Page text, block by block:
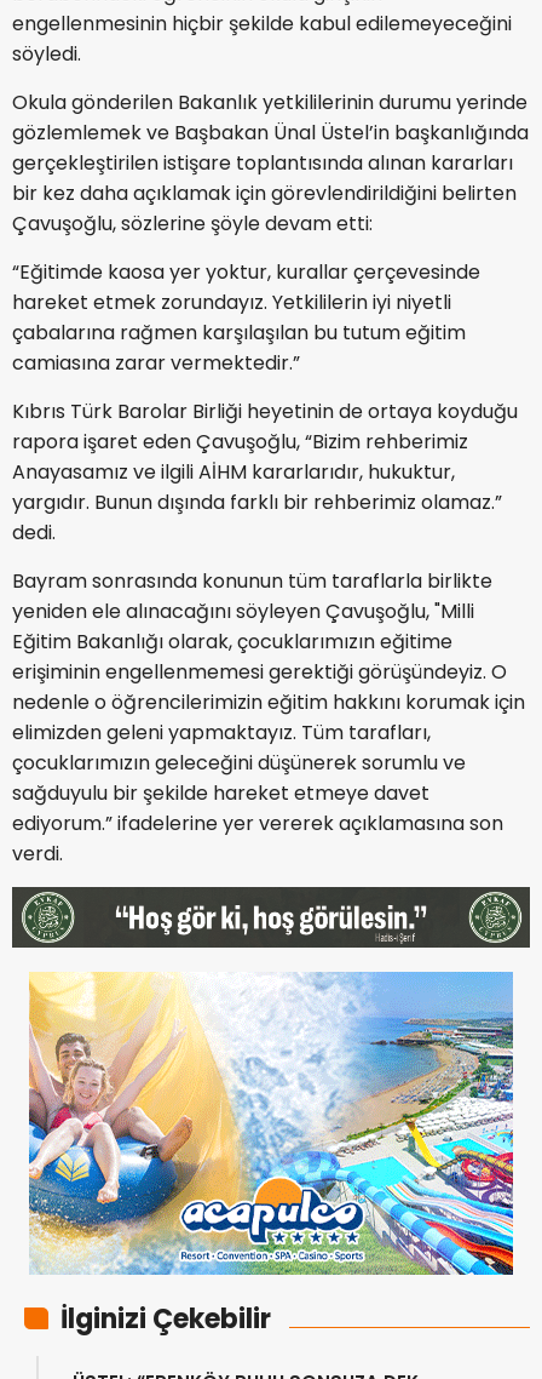
engellenmesinin hiçbir şekilde kabul edilemeyeceğini
söyledi.
Okula gönderilen Bakanlık yetkililerinin durumu yerinde
gözlemlemek ve Başbakan Ünal Üstel’in başkanlığında
gerçekleştirilen istişare toplantısında alınan kararları
bir kez daha açıklamak için görevlendirildiğini belirten
Çavuşoğlu, sözlerine şöyle devam etti:
“Eğitimde kaosa yer yoktur, kurallar çerçevesinde
hareket etmek zorundayız. Yetkililerin iyi niyetli
çabalarına rağmen karşılaşılan bu tutum eğitim
camiasına zarar vermektedir.”
Kıbrıs Türk Barolar Birliği heyetinin de ortaya koyduğu
rapora işaret eden Çavuşoğlu, “Bizim rehberimiz
Anayasamız ve ilgili AİHM kararlarıdır, hukuktur,
yargıdır. Bunun dışında farklı bir rehberimiz olamaz.”
dedi.
Bayram sonrasında konunun tüm taraflarla birlikte
yeniden ele alınacağını söyleyen Çavuşoğlu, "Milli
Eğitim Bakanlığı olarak, çocuklarımızın eğitime
erişiminin engellenmemesi gerektiği görüşündeyiz. O
nedenle o öğrencilerimizin eğitim hakkını korumak için
elimizden geleni yapmaktayız. Tüm tarafları,
çocuklarımızın geleceğini düşünerek sorumlu ve
sağduyulu bir şekilde hareket etmeye davet
ediyorum.” ifadelerine yer vererek açıklamasına son
verdi.
İlginizi Çekebilir